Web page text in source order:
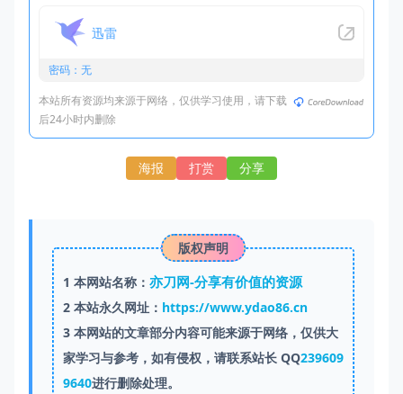
迅雷
密码：无
本站所有资源均来源于网络，仅供学习使用，请下载
后24小时内删除
海报 打赏 分享
版权声明
1 本网站名称： 亦刀网-分享有价值的资源
2本站永久网址： https://www.ydao86.cn
3本网站的文章部分内容可能来源于网络，仅供大
家学习与参考，如有侵权，请联系站长 QQ239609
9640进行删除处理。